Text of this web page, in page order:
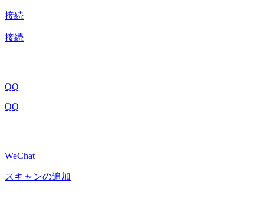
接続
接続
QQ
QQ
WeChat
スキャンの追加